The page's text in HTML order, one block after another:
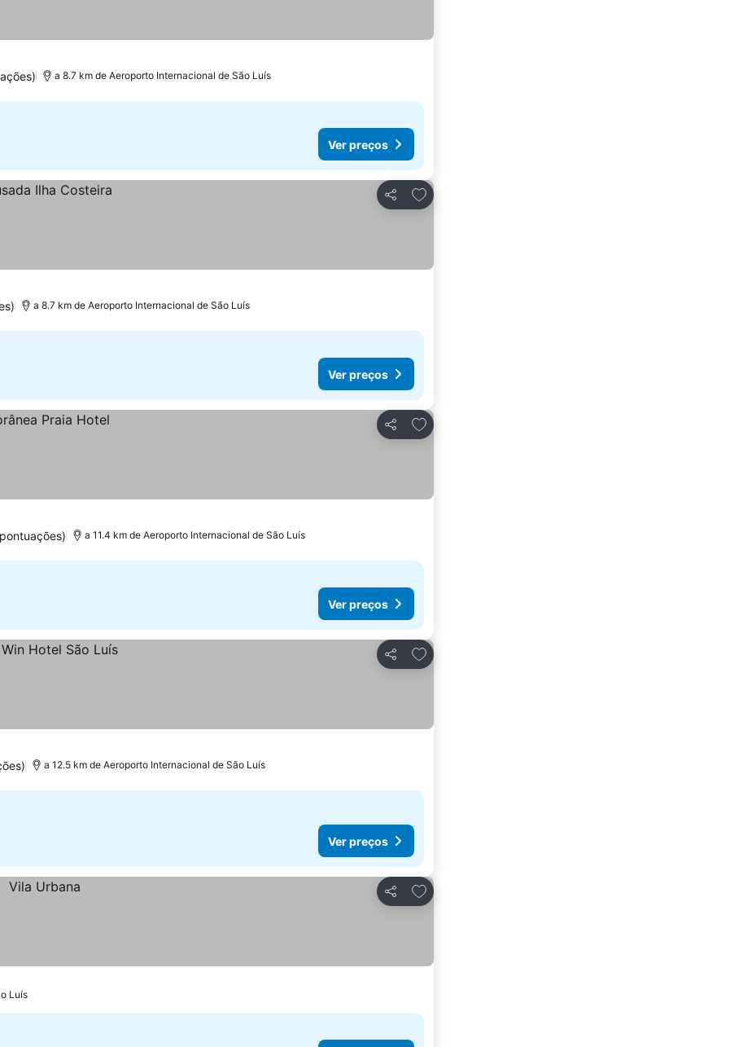
a 8.7 km de Aeroporto Internacional de São Luís
Ver preços
Partilhar
Adicionar aos favoritos
a 8.7 km de Aeroporto Internacional de São Luís
Ver preços
Partilhar
Adicionar aos favoritos
a 11.4 km de Aeroporto Internacional de São Luís
Ver preços
Partilhar
Adicionar aos favoritos
a 12.5 km de Aeroporto Internacional de São Luís
Ver preços
Partilhar
Adicionar aos favoritos
Luís